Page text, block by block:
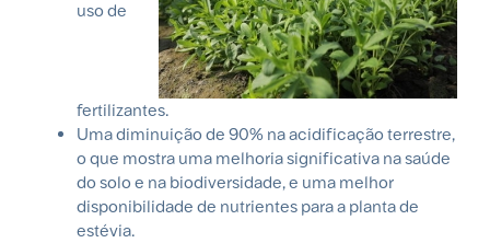
uso de
fertilizantes.
Uma diminuição de 90% na acidificação terrestre,
o que mostra uma melhoria significativa na saúde
do solo e na biodiversidade, e uma melhor
disponibilidade de nutrientes para a planta de
estévia.